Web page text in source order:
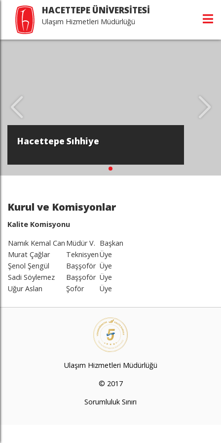
HACETTEPE ÜNİVERSİTESİ
Ulaşım Hizmetleri Müdürlüğü
Hacettepe Sıhhiye
Kurul ve Komisyonlar
Kalite Komisyonu
Namık Kemal Can Müdür V. Başkan
Murat Çağlar
TeknisyenÜye
Şenol Şengül
Başşoför Üye
Sadi Söylemez
Başşoför Üye
Uğur Aslan
Şoför Üye
Ulaşım Hizmetleri Müdürlüğü
© 2017
Sorumluluk Sınırı